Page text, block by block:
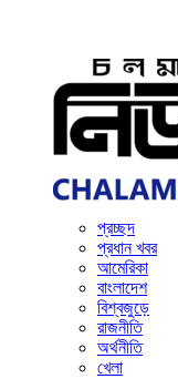
প্রচ্ছদ
প্রধান খবর
আমেরিকা
বাংলাদেশ
বিশ্বজুড়ে
রাজনীতি
অর্থনীতি
খেলা